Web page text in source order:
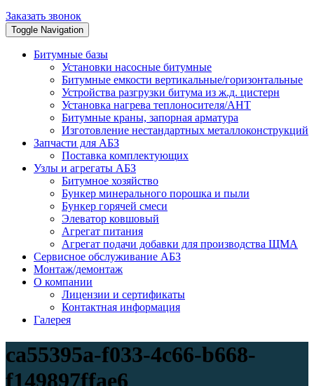
Заказать звонок
Toggle Navigation
Битумные базы
Установки насосные битумные
Битумные емкости вертикальные/горизонтальные
Устройства разгрузки битума из ж.д. цистерн
Установка нагрева теплоносителя/АНТ
Битумные краны, запорная арматура
Изготовление нестандартных металлоконструкций
Запчасти для АБЗ
Поставка комплектующих
Узлы и агрегаты АБЗ
Битумное хозяйство
Бункер минерального порошка и пыли
Бункер горячей смеси
Элеватор ковшовый
Агрегат питания
Агрегат подачи добавки для производства ЩМА
Сервисное обслуживание АБЗ
Монтаж/демонтаж
О компании
Лицензии и сертификаты
Контактная информация
Галерея
ca55395a-f033-4c66-b668-
f149897ffae6